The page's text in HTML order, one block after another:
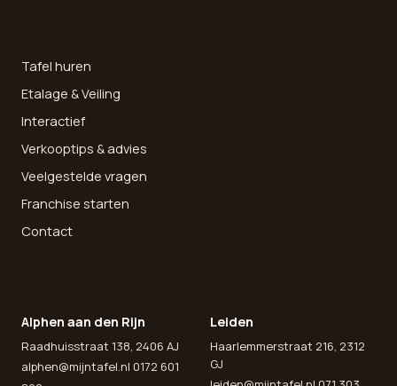
Tafel huren
Etalage & Veiling
Interactief
Verkooptips & advies
Veelgestelde vragen
Franchise starten
Contact
Alphen aan den Rijn
Raadhuisstraat 138, 2406 AJ
alphen@mijntafel.nl 0172 601
Leiden
Haarlemmerstraat 216, 2312
GJ